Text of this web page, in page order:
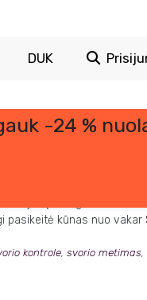
DUK
-24 %
pokyčius?”
pasikeitė kūnas nuo vakar
kontrole,svorio metimas,